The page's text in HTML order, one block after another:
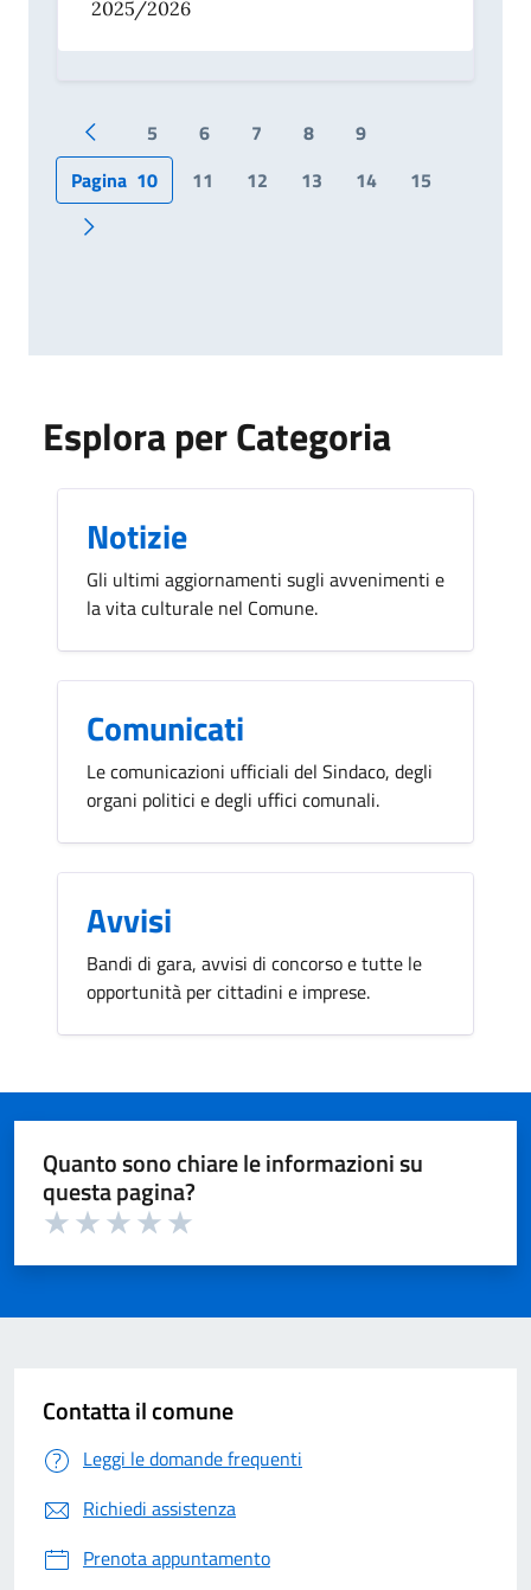
2025/2026
Pagina precedente
5 6 7 8
9
Pagina 10 11 12 13 14 15
Pagina successiva
Esplora per Categoria
Notizie
Gli ultimi aggiornamenti sugli avvenimenti e
la vita culturale nel Comune.
Comunicati
Le comunicazioni ufficiali del Sindaco, degli
organi politici e degli uffici comunali.
Avvisi
Bandi di gara, avvisi di concorso e tutte le
opportunità per cittadini e imprese.
Quanto sono chiare le informazioni su
questa pagina?
Contatta il comune
Leggi le domande frequenti
Richiedi assistenza
Prenota appuntamento